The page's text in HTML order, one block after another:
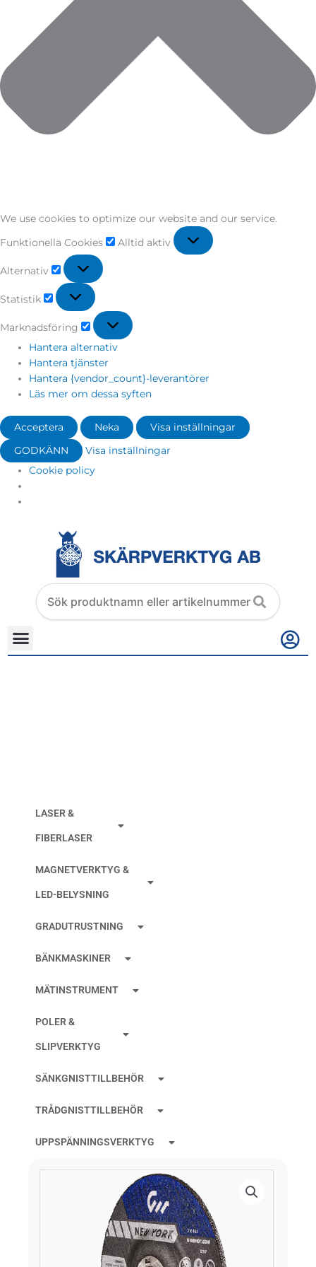
We use cookies to optimize our website and our service.
Funktionella Cookies Alltid aktiv
Alternativ
Statistik
Marknadsföring
Hantera alternativ
Hantera tjänster
Hantera {vendor_count}-leverantörer
Läs mer om dessa syften
Acceptera Neka Visa inställningar
GODKÄNN
Visa inställningar
Cookie policy
Search
products
LASER &
FIBERLASER
MAGNETVERKTYG &
LED-BELYSNING
GRADUTRUSTNING
BÄNKMASKINER
MÄTINSTRUMENT
POLER &
SLIPVERKTYG
SÄNKGNISTTILLBEHÖR
TRÅDGNISTTILLBEHÖR
UPPSPÄNNINGSVERKTYG